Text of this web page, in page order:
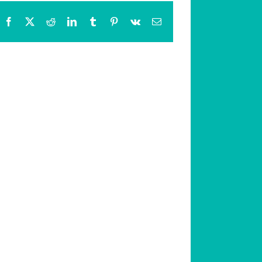
Facebook RedditLinkedInTumblr Pinterest
Vk Email